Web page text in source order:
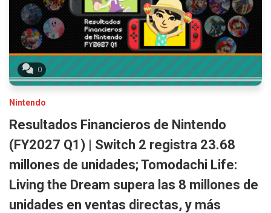
0
Nintendo
Resultados Financieros de Nintendo
(FY2027 Q1) | Switch 2 registra 23.68
millones de unidades; Tomodachi Life:
Living the Dream supera las 8 millones de
unidades en ventas directas, y más